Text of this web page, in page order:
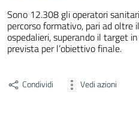
Sono 12.308 gli operatori
percorso formativo, pari ad oltre
ospedalieri, superando il target
prevista per l’obiettivo finale.
Condividi Vedi azioni